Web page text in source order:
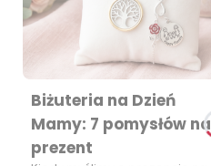
Biżuteria na Dzień
Mamy: 7 pomysłów na
prezent